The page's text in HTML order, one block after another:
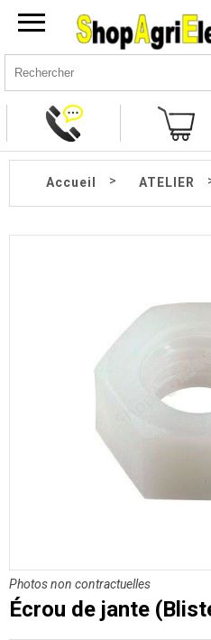
Accueil > ATELIER
Photos non contractuelles
Écrou de jante